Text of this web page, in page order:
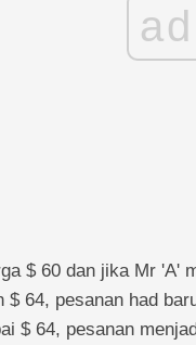
ad
$ 60 dan jika Mr 'A'
$ 64, pesanan had
$ 64, pesanan